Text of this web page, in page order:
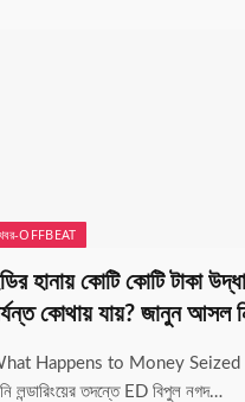
OFFBEAT
হানায় কোটি কোটি টাকা
কোথায় যায়? জানুন আসল
Happens to Money Seized
লন্ডারিংয়ের তদন্তে ED বিপুল নগদ…